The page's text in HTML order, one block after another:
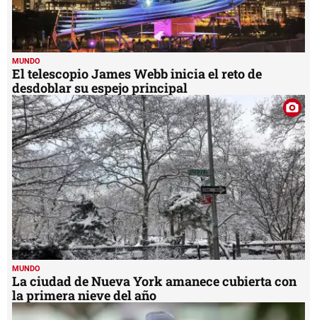
MUNDO
El telescopio James Webb inicia el reto de
desdoblar su espejo principal
MUNDO
La ciudad de Nueva York amanece cubierta con
la primera nieve del año